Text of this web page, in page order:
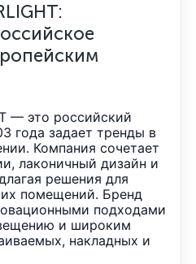
— это российский
года задает тренды в
Компания сочетает
лаконичный дизайн и
решения для
помещений. Бренд
подходами
и широким
накладных и